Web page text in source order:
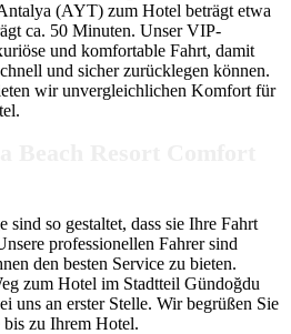
(AYT) zum Hotel beträgt etwa
ca. 50 Minuten. Unser VIP-
und komfortable Fahrt, damit
und sicher zurücklegen können.
wir unvergleichlichen Komfort für
sind so gestaltet, dass sie Ihre Fahrt
professionellen Fahrer sind
den besten Service zu bieten.
zum Hotel im Stadtteil Gündoğdu
uns an erster Stelle. Wir begrüßen Sie
zu Ihrem Hotel.